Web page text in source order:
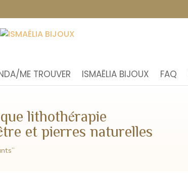
ME TROUVER ISMAËLIA BIJOUX FAQ
lithothérapie
et pierres naturelles